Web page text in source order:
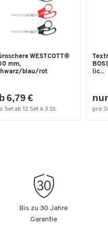
WESTCOTT®
mm,
blau/rot
6,79 €
Set ab 12 Set à 3 St.
lic...
pro
Bis zu 30 Jahre
Garantie